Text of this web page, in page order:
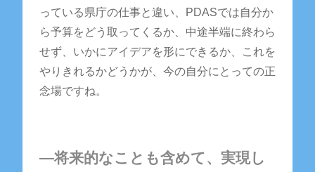
っている県庁の仕事と違い、PDASでは自分か
ら予算をどう取ってくるか、中途半端に終わら
せず、いかにアイデアを形にできるか、これを
やりきれるかどうかが、今の自分にとっての正
念場ですね。
―将来的なことも含めて、実現し